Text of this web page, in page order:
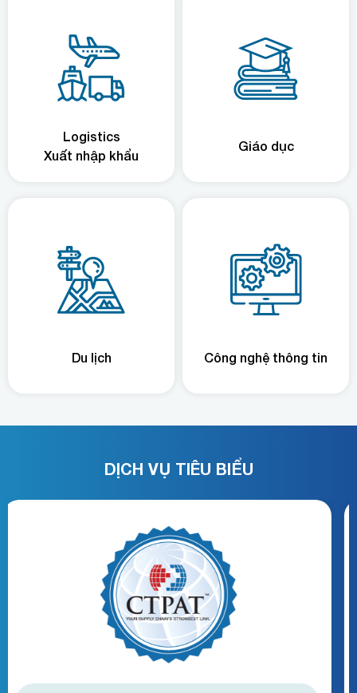
Logistics
Xuất nhập khẩu
Giáo dục
Du lịch Công nghệ thông tin
DỊCH VỤ TIÊU BIỂU